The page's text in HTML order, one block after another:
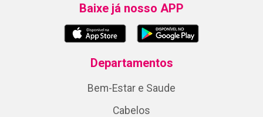
Baixe já nosso APP
Departamentos
Bem-Estar e Saude
Cabelos